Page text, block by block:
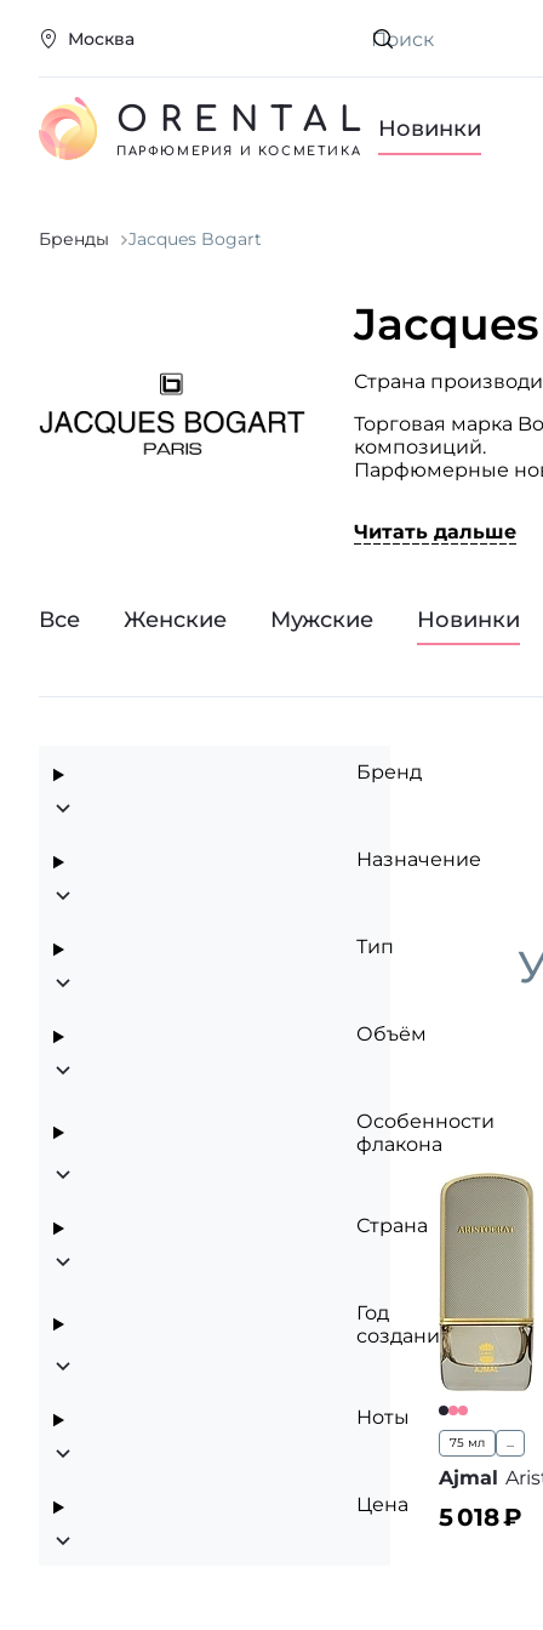
Москва Искать
ORENTAL
ПАРФЮМЕРИЯ И КОСМЕТИКА
Новинки
Бренды Jacques Bogart
Страна
Торговая марка
композиций.
Парфюмерные
Читать дальше
Все Женские Мужские Новинки
Бренд
Назначение
Тип
Объём
Особенности
флакона
Страна
Год
создания
Ноты
Цена
75 мл ...
Ajmal
5 018₽